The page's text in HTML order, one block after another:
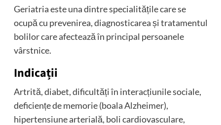
Geriatria este una dintre specialitățile care se
ocupă cu prevenirea, diagnosticarea și tratamentul
bolilor care afectează în principal persoanele
vârstnice.
Indicații
Artrită, diabet, dificultăți în interacțiunile sociale,
deficiențe de memorie (boala Alzheimer),
hipertensiune arterială, boli cardiovasculare,